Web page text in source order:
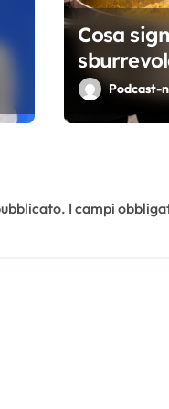
Cosa
parola
una
Podcast-
I campi